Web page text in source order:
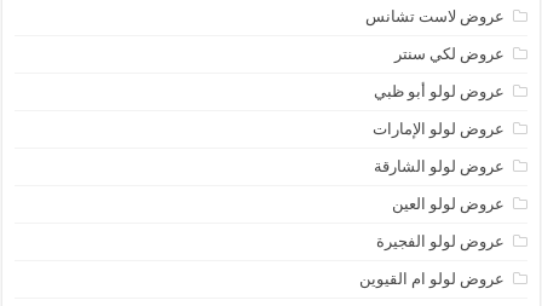
عروض لاست تشانس
عروض لكي سنتر
عروض لولو أبو ظبي
عروض لولو الإمارات
عروض لولو الشارقة
عروض لولو العين
عروض لولو الفجيرة
عروض لولو ام القيوين